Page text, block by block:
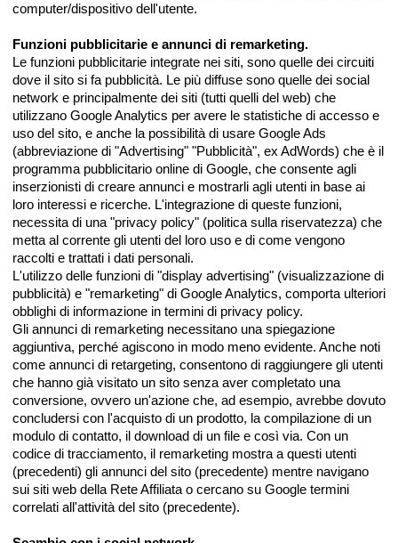
computer/dispositivo dell'utente.
Funzioni pubblicitarie e annunci di remarketing.
Le funzioni pubblicitarie integrate nei siti, sono quelle dei circuiti
dove il sito si fa pubblicità. Le più diffuse sono quelle dei social
network e principalmente dei siti (tutti quelli del web) che
utilizzano Google Analytics per avere le statistiche di accesso e
uso del sito, e anche la possibilità di usare Google Ads
(abbreviazione di "Advertising" "Pubblicità", ex AdWords) che è il
programma pubblicitario online di Google, che consente agli
inserzionisti di creare annunci e mostrarli agli utenti in base ai
loro interessi e ricerche. L'integrazione di queste funzioni,
necessita di una "privacy policy" (politica sulla riservatezza) che
metta al corrente gli utenti del loro uso e di come vengono
raccolti e trattati i dati personali.
L'utilizzo delle funzioni di "display advertising" (visualizzazione di
pubblicità) e "remarketing" di Google Analytics, comporta ulteriori
obblighi di informazione in termini di privacy policy.
Gli annunci di remarketing necessitano una spiegazione
aggiuntiva, perché agiscono in modo meno evidente. Anche noti
come annunci di retargeting, consentono di raggiungere gli utenti
che hanno già visitato un sito senza aver completato una
conversione, ovvero un'azione che, ad esempio, avrebbe dovuto
concludersi con l'acquisto di un prodotto, la compilazione di un
modulo di contatto, il download di un file e così via. Con un
codice di tracciamento, il remarketing mostra a questi utenti
(precedenti) gli annunci del sito (precedente) mentre navigano
sui siti web della Rete Affiliata o cercano su Google termini
correlati all'attività del sito (precedente).